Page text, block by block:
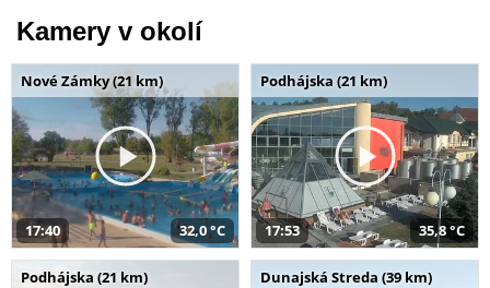
Kamery v okolí
Nové Zámky (21 km)
17:40 32,0 °C
Podhájska (21 km)
17:53 35,8 °C
Podhájska (21 km) Dunajská Streda (39 km)